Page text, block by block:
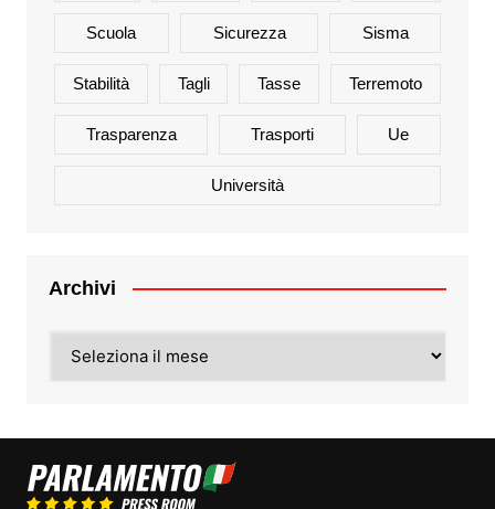
Scuola Sicurezza Sisma
Stabilità Tagli Tasse Terremoto
Trasparenza Trasporti Ue
Università
Archivi